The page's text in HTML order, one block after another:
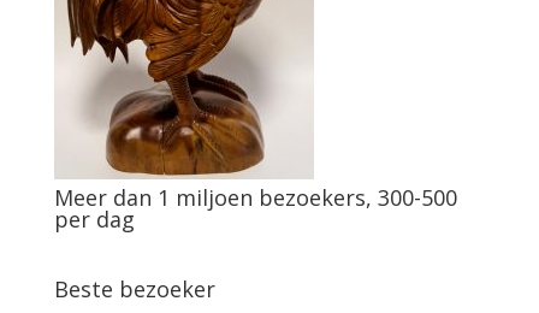
Meer dan 1 miljoen bezoekers, 300-500
per dag
Beste bezoeker